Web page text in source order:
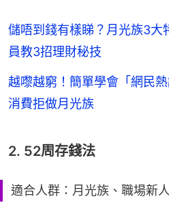
儲唔到錢有樣睇？月光族3
員教3招理財秘技
越嚟越窮！簡單學會「網民
消費拒做月光族
2. 52周存錢法
適合人群：月光族、職場新